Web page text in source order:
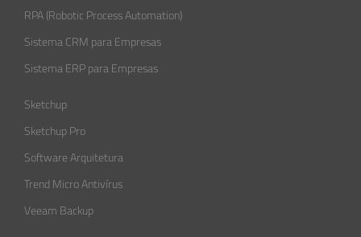
RPA (Robotic Process Automation)
Sistema CRM para Empresas
Sistema ERP para Empresas
Sketchup
Sketchup Pro
Software Arquitetura
Trend Micro Antivírus
Veeam Backup